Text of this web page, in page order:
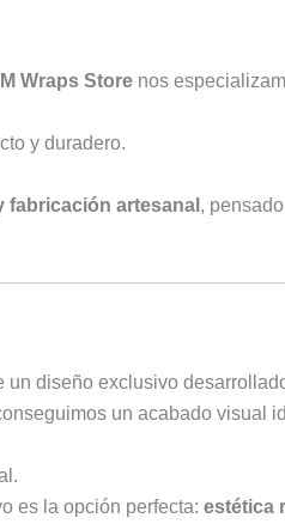
Wraps Store nos
y duradero.
fabricación artesanal ,
un diseño exclusivo
un acabado visual
es la opción perfecta: estética